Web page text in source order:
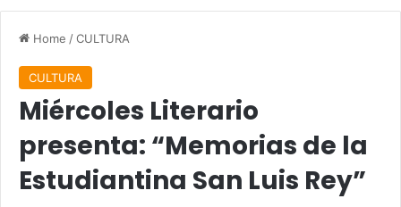
Home /CULTURA
CULTURA
Miércoles Literario
presenta: “Memorias de la
Estudiantina San Luis Rey”